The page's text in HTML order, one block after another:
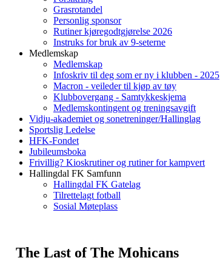
Grasrotandel
Personlig sponsor
Rutiner kjøregodtgjørelse 2026
Instruks for bruk av 9-seterne
Medlemskap
Medlemskap
Infoskriv til deg som er ny i klubben - 2025
Macron - veileder til kjøp av tøy
Klubbovergang - Samtykkeskjema
Medlemskontingent og treningsavgift
Vidju-akademiet og sonetreninger/Hallinglag
Sportslig Ledelse
HFK-Fondet
Jubileumsboka
Frivillig? Kioskrutiner og rutiner for kampvert
Hallingdal FK Samfunn
Hallingdal FK Gatelag
Tilrettelagt fotball
Sosial Møteplass
The Last of The Mohicans